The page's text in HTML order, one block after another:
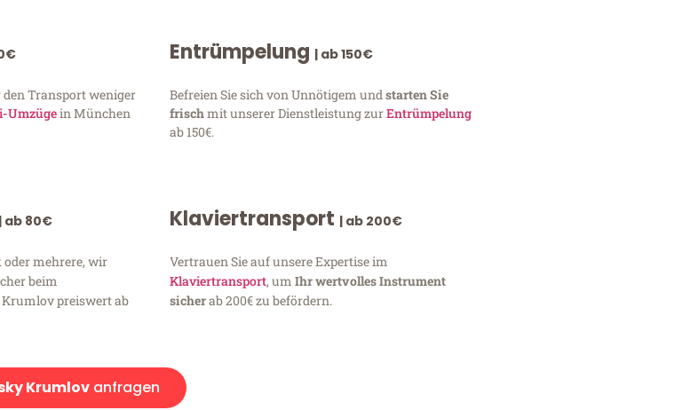
den Transport weniger
Umzügein München
Entrümpelung | ab 150€
Befreien Sie sich von Unnötigem undstarten Sie
frischmit unserer Dienstleistung zurEntrümpelung
ab 150€.
| ab 80€
oder mehrere, wir
beim
Krumlov preiswert ab
Klaviertransport | ab 200€
Vertrauen Sie auf unsere Expertise im
Klaviertransport, um Ihr wertvolles Instrument
sicherab 200€ zu befördern.
Krumlovanfragen